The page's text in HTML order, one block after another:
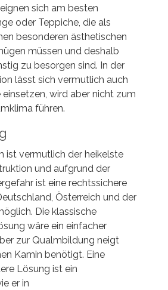
sich am besten
oder Teppiche, die als
besonderen ästhetischen
müssen und deshalb
zu besorgen sind. In der
lässt sich vermutlich auch
wird aber nicht zum
führen.
ist vermutlich der heikelste
und aufgrund der
ist eine rechtssichere
Österreich und der
Die klassische
wäre ein einfacher
zur Qualmbildung neigt
Kamin benötigt. Eine
Lösung ist ein
er in